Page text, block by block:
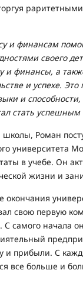
и финансам
своего
и финансы, а
и успехе. Это
и
стать
Роман
университета
в учебе. Он
жизни и
окончания
свою первую
самого начала
и прибыли. С
все больше и